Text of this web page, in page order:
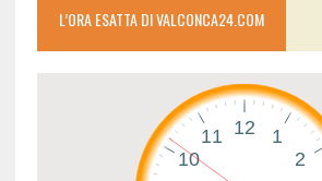
L’ORA ESATTA DI VALCONCA24.COM